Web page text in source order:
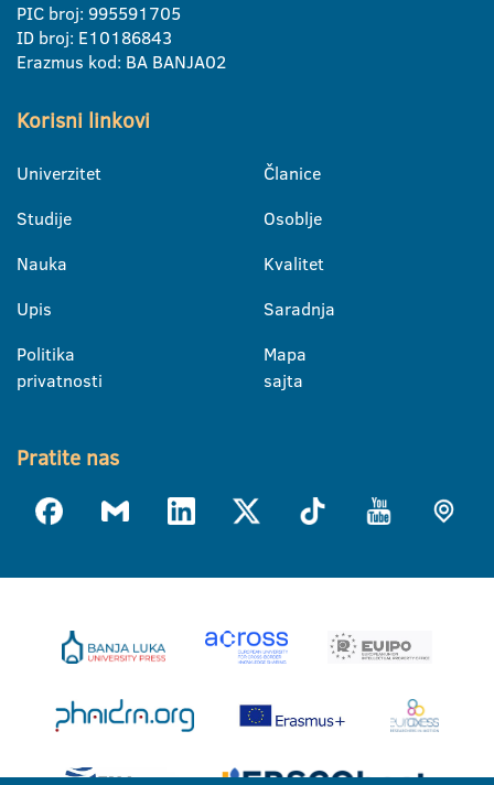
PIC broj: 995591705
ID broj: E10186843
Erazmus kod: BA BANJA02
Korisni linkovi
Univerzitet
Studije
Nauka
Upis
Politika
privatnosti
Članice
Osoblje
Kvalitet
Saradnja
Mapa
sajta
Pratite nas